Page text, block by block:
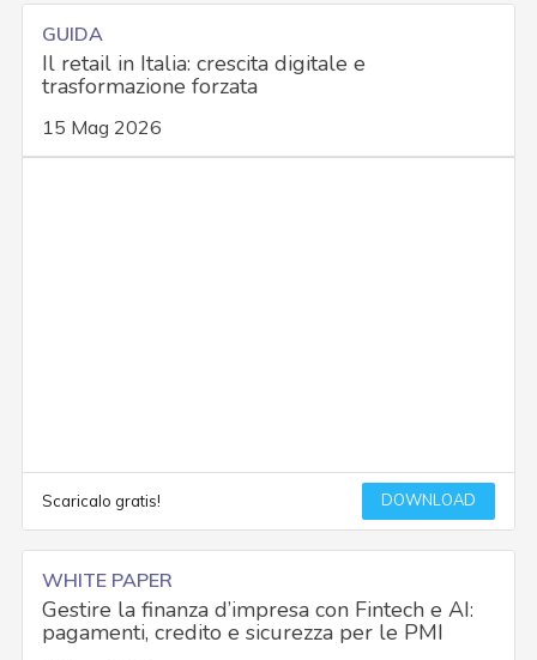
GUIDA
Il retail in Italia: crescita digitale e
trasformazione forzata
15 Mag 2026
Scaricalo gratis! DOWNLOAD
WHITE PAPER
Gestire la finanza d’impresa con Fintech e AI:
pagamenti, credito e sicurezza per le PMI